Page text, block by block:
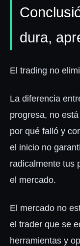
dura,
El trading no
La diferencia
progresa, no
por qué falló y
el inicio no
radicalmente tus
el mercado.
El mercado no
el trader que se
herramientas y